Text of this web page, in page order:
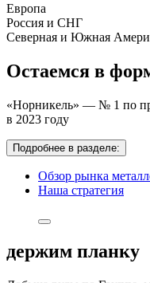
Европа
Россия и СНГ
Северная и Южная
Остаемся в
«Норникель» — № 1 по
в 2023 году
Подробнее в разделе:
Обзор рынка
Наша стратегия
держим планку